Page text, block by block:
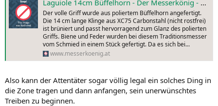
Laguiole 14cm Büffelhorn - Der Messerkönig - Messerschmiede und Schleifservice
Der volle Griff wurde aus poliertem Büffelhorn angefertigt.
Die 14 cm lange Klinge aus XC75 Carbonstahl (nicht rostfrei)
ist brüniert und passt hervorragend zum Glanz des polierten
Griffs. Biene und Feder wurden bei diesem Traditionsmesser
vom Schmied in einem Stück gefertigt. Da es sich bei...
www.messerkoenig.at
Also kann der Attentäter sogar völlig legal ein solches Ding in
die Zone tragen und dann anfangen, sein unerwünschtes
Treiben zu beginnen.